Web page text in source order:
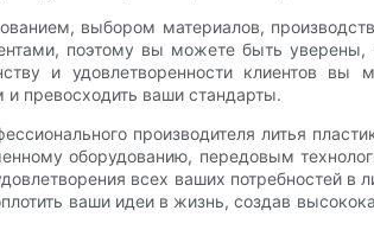
выбором материалов,
поэтому вы можете быть
и удовлетворенности клиентов
превосходить ваши стандарты.
производителя литья
оборудованию, передовым
всех ваших потребностей в
ваши идеи в жизнь, создав